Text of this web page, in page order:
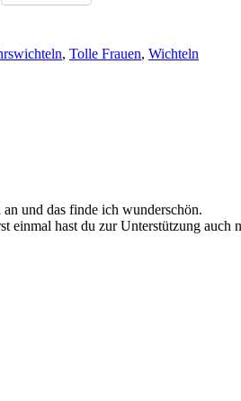
, Tolle Frauen, Wichteln
und das finde ich wunderschön.
einmal hast du zur Unterstützung